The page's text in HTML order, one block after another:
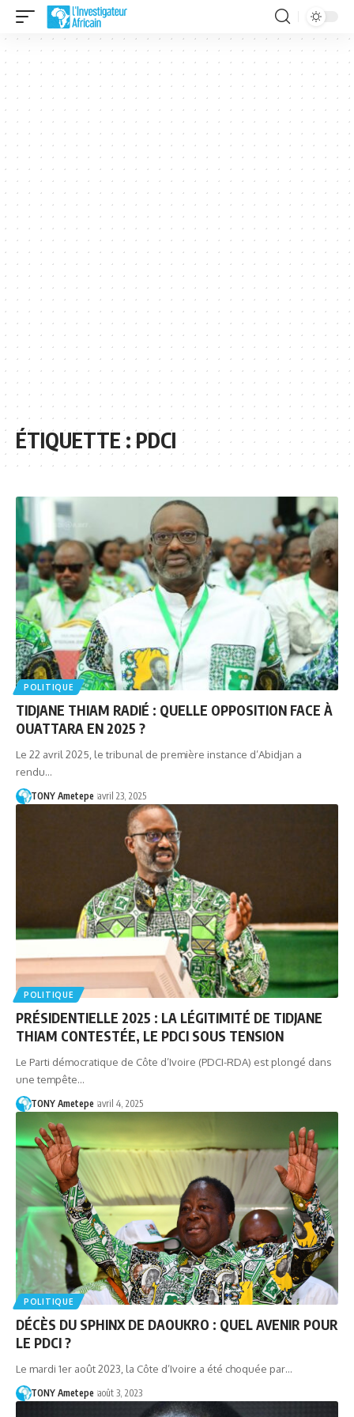
ÉTIQUETTE :PDCI
POLITIQUE
TIDJANE THIAM RADIÉ : QUELLE OPPOSITION FACE À
OUATTARA EN 2025 ?
Le 22 avril 2025, le tribunal de première instance d’Abidjan a
rendu…
TONY Ametepe avril 23, 2025
POLITIQUE
PRÉSIDENTIELLE 2025 : LA LÉGITIMITÉ DE TIDJANE
THIAM CONTESTÉE, LE PDCI SOUS TENSION
Le Parti démocratique de Côte d’Ivoire (PDCI-RDA) est plongé dans
une tempête…
TONY Ametepe avril 4, 2025
POLITIQUE
DÉCÈS DU SPHINX DE DAOUKRO : QUEL AVENIR POUR
LE PDCI ?
Le mardi 1er août 2023, la Côte d’Ivoire a été choquée par…
TONY Ametepe août 3, 2023